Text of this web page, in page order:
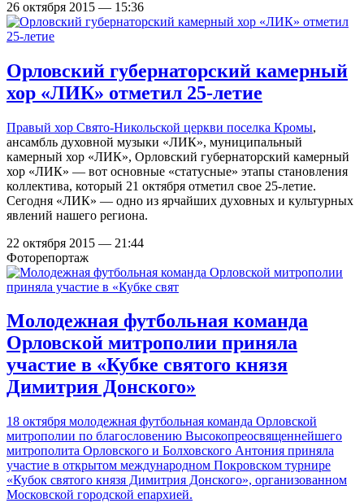
26 октября 2015 — 15:36
Орловский губернаторский камерный
хор «ЛИК» отметил 25-летие
Правый хор Свято-Никольской церкви поселка Кромы,
ансамбль духовной музыки «ЛИК», муниципальный
камерный хор «ЛИК», Орловский губернаторский камерный
хор «ЛИК» — вот основные «статусные» этапы становления
коллектива, который 21 октября отметил свое 25-летие.
Сегодня «ЛИК» — одно из ярчайших духовных и культурных
явлений нашего региона.
22 октября 2015 — 21:44
Фоторепортаж
Молодежная футбольная команда
Орловской митрополии приняла
участие в «Кубке святого князя
Димитрия Донского»
18 октября молодежная футбольная команда Орловской
митрополии по благословению Высокопреосвященнейшего
митрополита Орловского и Болховского Антония приняла
участие в открытом международном Покровском турнире
«Кубок святого князя Димитрия Донского», организованном
Московской городской епархией.